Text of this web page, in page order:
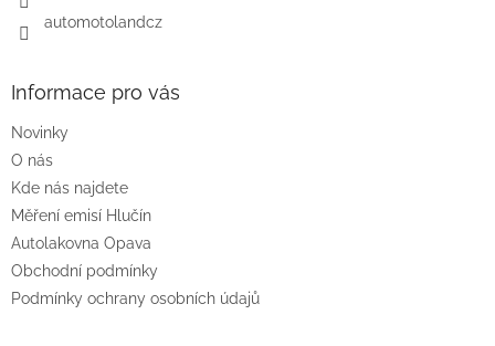
automotolandcz
Informace pro vás
Novinky
O nás
Kde nás najdete
Měření emisí Hlučín
Autolakovna Opava
Obchodní podmínky
Podmínky ochrany osobních údajů